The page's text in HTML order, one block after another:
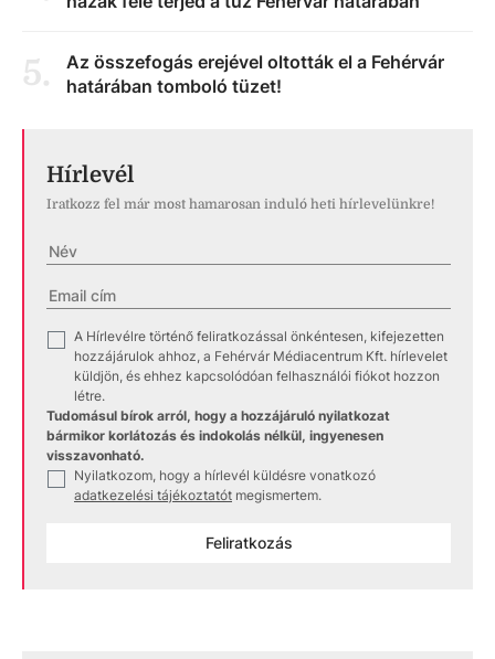
5.
Az összefogás erejével oltották el a Fehérvár
határában tomboló tüzet!
Hírlevél
Iratkozz fel már most hamarosan induló heti hírlevelünkre!
A Hírlevélre történő feliratkozással önkéntesen, kifejezetten
hozzájárulok ahhoz, a Fehérvár Médiacentrum Kft. hírlevelet
küldjön, és ehhez kapcsolódóan felhasználói fiókot hozzon
létre.
Tudomásul bírok arról, hogy a hozzájáruló nyilatkozat
bármikor korlátozás és indokolás nélkül, ingyenesen
visszavonható.
Nyilatkozom, hogy a hírlevél küldésre vonatkozó
adatkezelési tájékoztatót megismertem.
Feliratkozás